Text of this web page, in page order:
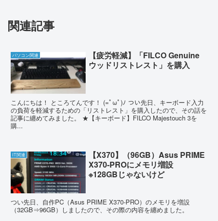
関連記事
パソコン関連
【疲労軽減】「FILCO Genuine
ウッドリストレスト」を購入
こんにちは！ ところてんです！ (=ﾟωﾟ)ﾉ つい先日、キーボード入力
の負荷を軽減するための「リストレスト」を購入したので、その話を
記事に纏めてみました。 ★【キーボード】FILCO Majestouch 3を
購...
IT関連
【X370】（96GB）Asus PRIME
X370-PROにメモリ増設
※128GBじゃないけど
つい先日、自作PC（Asus PRIME X370-PRO）のメモリを増設
（32GB⇒96GB）しましたので、その際の内容を纏めました。